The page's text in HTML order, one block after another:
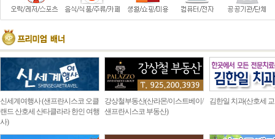
신세계여행사 (샌프란시스코 오클
랜드 산호세 산타클라라 한인 여행
사)
강상철부동산(산라몬/이스트베이/
샌프란시스코 부동산)
김한일 치과(산호세